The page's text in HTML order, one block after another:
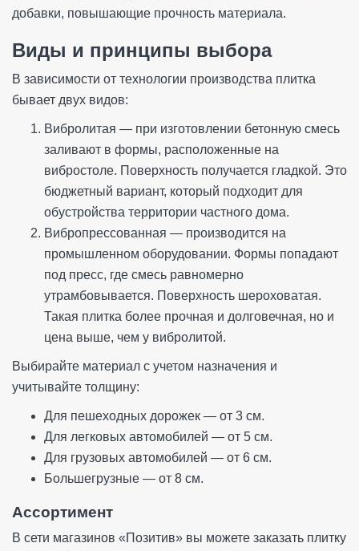
добавки, повышающие прочность материала.
Виды и принципы выбора
В зависимости от технологии производства плитка
бывает двух видов:
Вибролитая — при изготовлении бетонную смесь
заливают в формы, расположенные на
вибростоле. Поверхность получается гладкой. Это
бюджетный вариант, который подходит для
обустройства территории частного дома.
Вибропрессованная — производится на
промышленном оборудовании. Формы попадают
под пресс, где смесь равномерно
утрамбовывается. Поверхность шероховатая.
Такая плитка более прочная и долговечная, но и
цена выше, чем у вибролитой.
Выбирайте материал с учетом назначения и
учитывайте толщину:
Для пешеходных дорожек — от 3 см.
Для легковых автомобилей — от 5 см.
Для грузовых автомобилей — от 6 см.
Большегрузные — от 8 см.
Ассортимент
В сети магазинов «Позитив» вы можете заказать плитку